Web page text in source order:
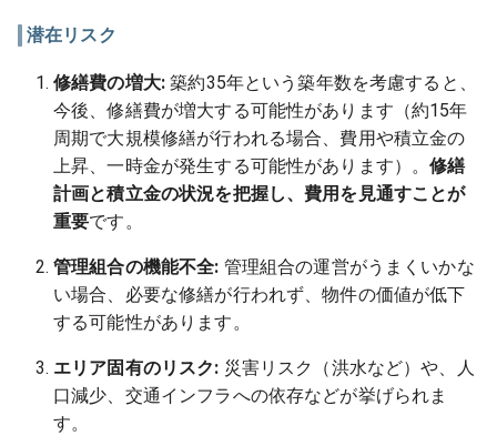
潜在リスク
修繕費の増大: 築約35年という築年数を考慮すると、
今後、修繕費が増大する可能性があります（約15年
周期で大規模修繕が行われる場合、費用や積立金の
上昇、一時金が発生する可能性があります）。修繕
計画と積立金の状況を把握し、費用を見通すことが
重要です。
管理組合の機能不全: 管理組合の運営がうまくいかな
い場合、必要な修繕が行われず、物件の価値が低下
する可能性があります。
エリア固有のリスク: 災害リスク（洪水など）や、人
口減少、交通インフラへの依存などが挙げられま
す。